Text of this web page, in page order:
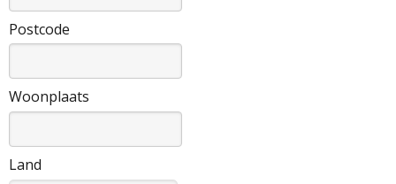
Postcode
Woonplaats
Land